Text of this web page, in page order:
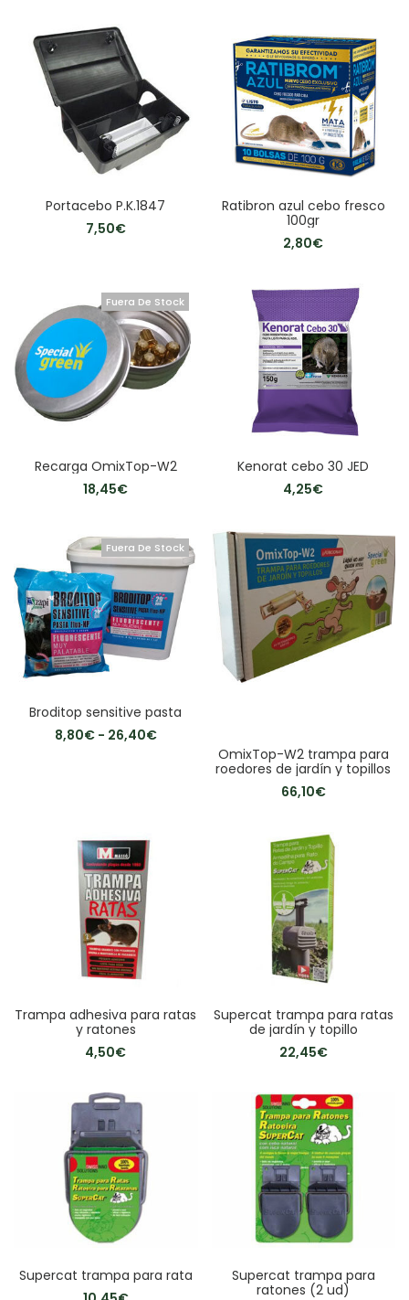
Portacebo P.K.1847
7,50€
Ratibron azul cebo fresco
100gr
2,80€
Fuera De Stock
Recarga OmixTop-W2
18,45€
Kenorat cebo 30 JED
4,25€
Fuera De Stock
Broditop sensitive pasta
8,80€ - 26,40€
OmixTop-W2 trampa para
roedores de jardín y topillos
66,10€
Trampa adhesiva para ratas
y ratones
4,50€
Supercat trampa para ratas
de jardín y topillo
22,45€
Supercat trampa para rata
Supercat trampa para
ratones (2 ud)